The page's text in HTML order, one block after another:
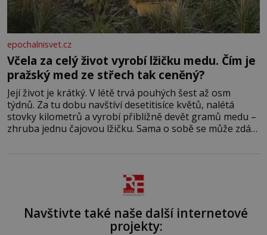
epochalnisvet.cz
Včela za celý život vyrobí lžičku medu. Čím je
pražský med ze střech tak ceněný?
Její život je krátký. V létě trvá pouhých šest až osm
týdnů. Za tu dobu navštíví desetitisíce květů, nalétá
stovky kilometrů a vyrobí přibližně devět gramů medu –
zhruba jednu čajovou lžičku. Sama o sobě se může zdát
Navštivte také naše další internetové
projekty: